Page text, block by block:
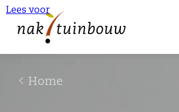
Lees voor
Home